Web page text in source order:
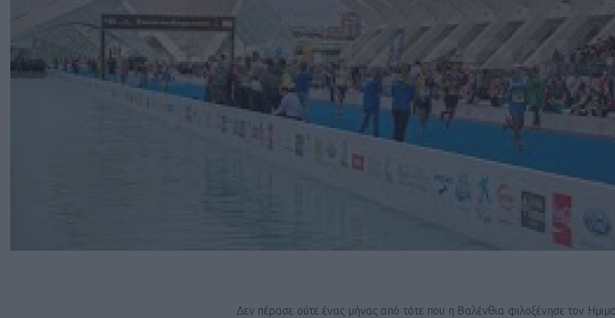
Δεν πέρασε ούτε ένας μήνας από τότε που η Βαλένθια φιλοξένησε τον